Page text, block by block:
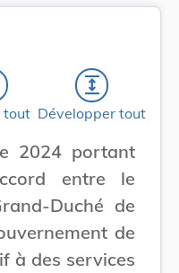
tout
expand
Développer tout
2024 portant
entre le
Duché de
de
à des services